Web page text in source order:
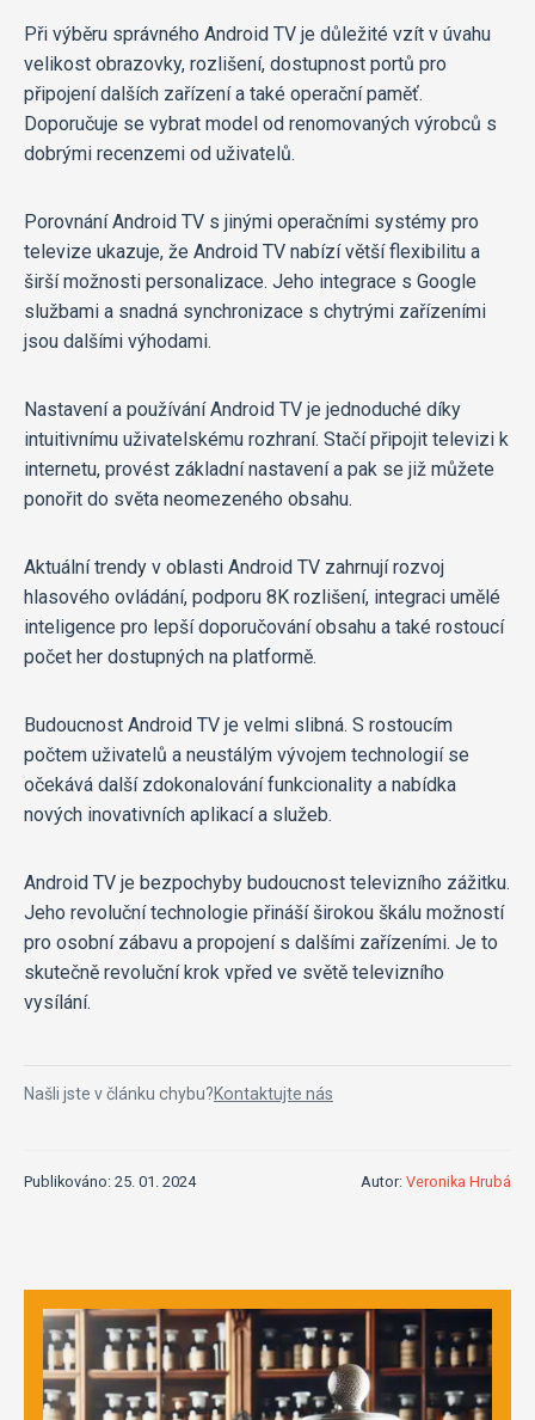
Při výběru správného Android TV je důležité vzít v úvahu
velikost obrazovky, rozlišení, dostupnost portů pro
připojení dalších zařízení a také operační paměť.
Doporučuje se vybrat model od renomovaných výrobců s
dobrými recenzemi od uživatelů.
Porovnání Android TV s jinými operačními systémy pro
televize ukazuje, že Android TV nabízí větší flexibilitu a
širší možnosti personalizace. Jeho integrace s Google
službami a snadná synchronizace s chytrými zařízeními
jsou dalšími výhodami.
Nastavení a používání Android TV je jednoduché díky
intuitivnímu uživatelskému rozhraní. Stačí připojit televizi k
internetu, provést základní nastavení a pak se již můžete
ponořit do světa neomezeného obsahu.
Aktuální trendy v oblasti Android TV zahrnují rozvoj
hlasového ovládání, podporu 8K rozlišení, integraci umělé
inteligence pro lepší doporučování obsahu a také rostoucí
počet her dostupných na platformě.
Budoucnost Android TV je velmi slibná. S rostoucím
počtem uživatelů a neustálým vývojem technologií se
očekává další zdokonalování funkcionality a nabídka
nových inovativních aplikací a služeb.
Android TV je bezpochyby budoucnost televizního zážitku.
Jeho revoluční technologie přináší širokou škálu možností
pro osobní zábavu a propojení s dalšími zařízeními. Je to
skutečně revoluční krok vpřed ve světě televizního
vysílání.
Našli jste v článku chybu?Kontaktujte nás
Publikováno: 25. 01. 2024 Autor: Veronika Hrubá